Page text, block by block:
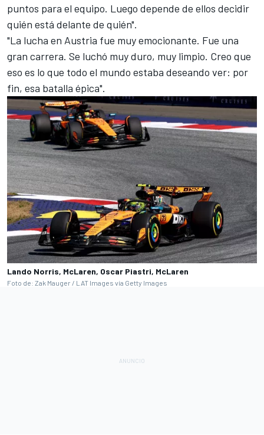
puntos para el equipo. Luego depende de ellos decidir
quién está delante de quién".
"La lucha en Austria fue muy emocionante. Fue una
gran carrera. Se luchó muy duro, muy limpio. Creo que
eso es lo que todo el mundo estaba deseando ver: por
fin, esa batalla épica".
Lando Norris, McLaren, Oscar Piastri, McLaren
Foto de: Zak Mauger / LAT Images vía Getty Images